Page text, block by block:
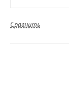
Сравнить